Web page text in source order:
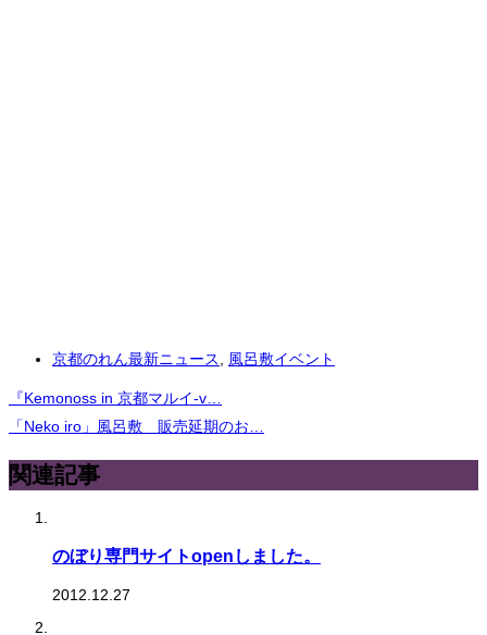
京都のれん最新ニュース 風呂敷イベント
『Kemonoss in 京都マルイ-v…
「Neko iro」風呂敷 販売延期のお…
関連記事
のぼり専門サイトopenしました。
2012.12.27